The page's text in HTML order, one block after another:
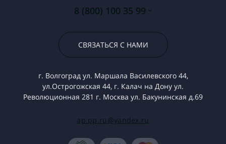
8 (800) 100 35 99
СВЯЗАТЬСЯ С НАМИ
г. Волгоград ул. Маршала Василевского 44,
ул.Острогожская 44, г. Калач на Дону ул.
Революционная 281 г. Москва ул. Бакунинская д.69
ap.pp.ru@yandex.ru